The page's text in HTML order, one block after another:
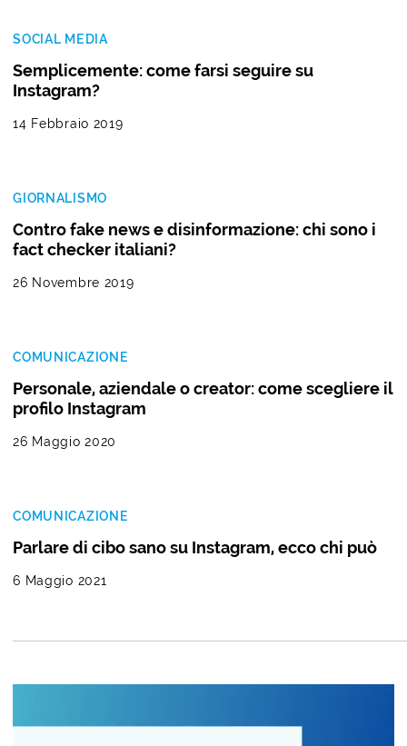
SOCIAL MEDIA
Semplicemente: come farsi seguire su
Instagram?
14 Febbraio 2019
GIORNALISMO
Contro fake news e disinformazione: chi sono i
fact checker italiani?
26 Novembre 2019
COMUNICAZIONE
Personale, aziendale o creator: come scegliere il
profilo Instagram
26 Maggio 2020
COMUNICAZIONE
Parlare di cibo sano su Instagram, ecco chi può
6 Maggio 2021